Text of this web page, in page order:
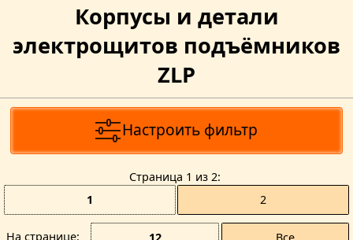
Корпусы и детали
электрощитов подъёмников
ZLP
Настроить фильтр
Страницa 1 из 2
1
2
На странице